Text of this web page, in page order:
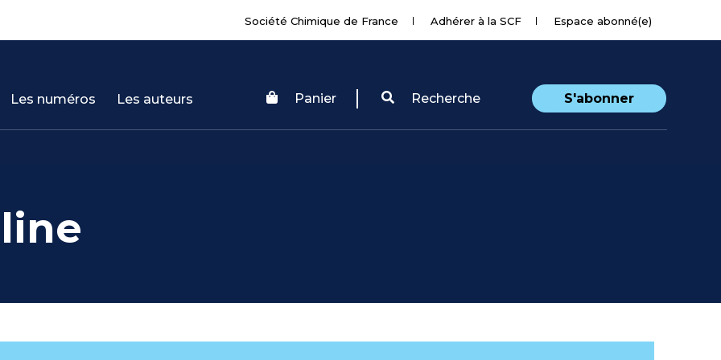
Société Chimique de France Adhérer à la SCF Espace abonné(e)
Les numéros Les auteurs Panier Recherche S'abonner